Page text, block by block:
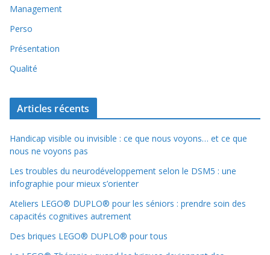
Management
Perso
Présentation
Qualité
Articles récents
Handicap visible ou invisible : ce que nous voyons… et ce que
nous ne voyons pas
Les troubles du neurodéveloppement selon le DSM5 : une
infographie pour mieux s’orienter
Ateliers LEGO® DUPLO® pour les séniors : prendre soin des
capacités cognitives autrement
Des briques LEGO® DUPLO® pour tous